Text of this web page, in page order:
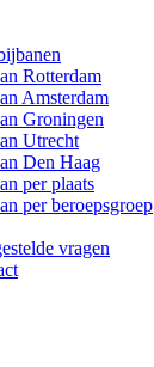
Rotterdam
Amsterdam
Groningen
Utrecht
Den Haag
per plaats
per beroepsgroep
vragen